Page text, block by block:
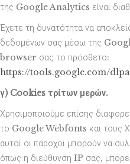
της Google Analytics είναι
Έχετε τη δυνατότητα να
δεδομένων σας μέσω της
browser σας το πρόσθετο:
https://tools.google.com/
γ) Cookies τρίτων μερών.
Χρησιμοποιούμε επίσης
το Google Webfonts και τους
αυτοί οι πάροχοι μπορούν να
όπως η διεύθυνση IP σας,